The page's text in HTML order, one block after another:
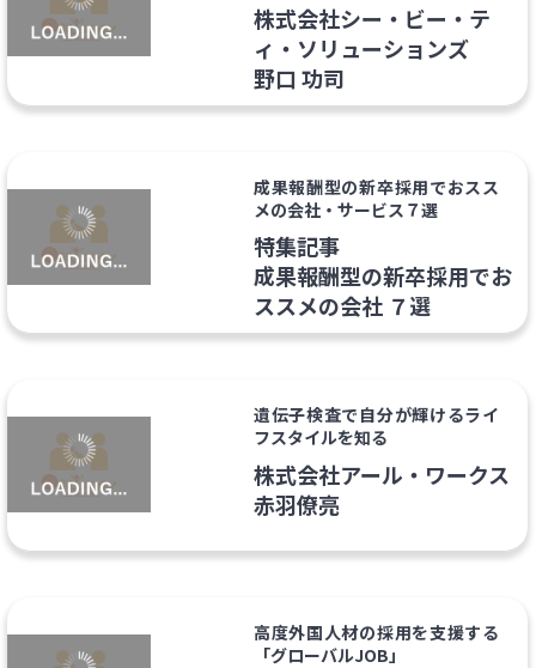
株式会社シー・ビー・テ
ィ・ソリューションズ
野口 功司
成果報酬型の新卒採用でおスス
メの会社・サービス７選
特集記事
成果報酬型の新卒採用でお
ススメの会社 ７選
遺伝子検査で自分が輝けるライ
フスタイルを知る
株式会社アール・ワークス
赤羽僚亮
高度外国人材の採用を支援する
「グローバルJOB」